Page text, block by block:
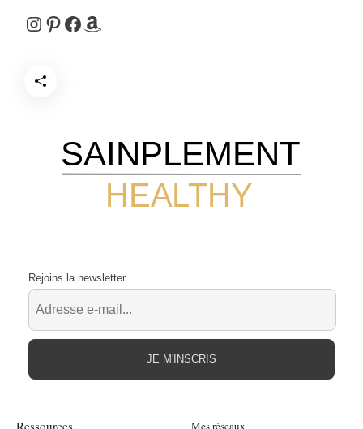
Instagram
Pinterest
Facebook
Amazon
HEALTHY
SAINPLEMENT
Ressources Mes réseaux
Rejoins la newsletter
JE M'INSCRIS